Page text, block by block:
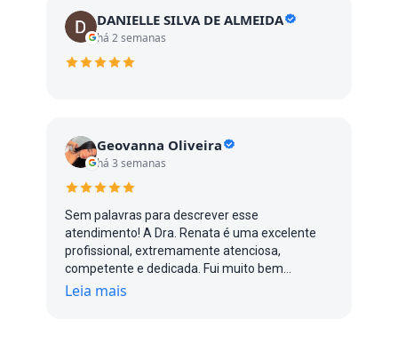
DANIELLE SILVA DE ALMEIDA
há 2 semanas
Geovanna Oliveira
há 3 semanas
Sem palavras para descrever esse
atendimento! A Dra. Renata é uma excelente
profissional, extremamente atenciosa,
competente e dedicada. Fui muito bem
atendida do início ao fim, com um cuidado e
Leia mais